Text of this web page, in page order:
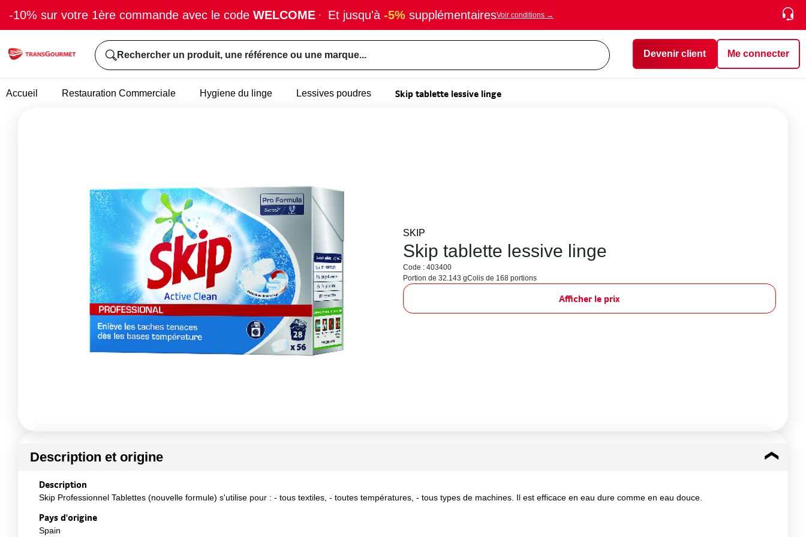
-10% sur votre 1ère commande avec le code WELCOME · Et jusqu'à -5% supplémentairesVoir conditions →
Rechercher un produit, une référence ou une marque... Devenir client Me connecter
Accueil Restauration Commerciale Hygiene du linge Lessives poudres Skip tablette lessive linge
SKIP
Skip tablette lessive linge
Code : 403400
Portion de 32.143 gColis de 168 portions
Afficher le prix
Description et origine
Description
Skip Professionnel Tablettes (nouvelle formule) s'utilise pour : - tous textiles, - toutes températures, - tous types de machines. Il est efficace en eau dure comme en eau douce.
Pays d'origine
Spain